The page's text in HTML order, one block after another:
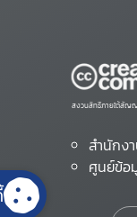
สงวนสิทธิ์ภายใต้สัญ
สำนักง
ศูนย์ข้อ